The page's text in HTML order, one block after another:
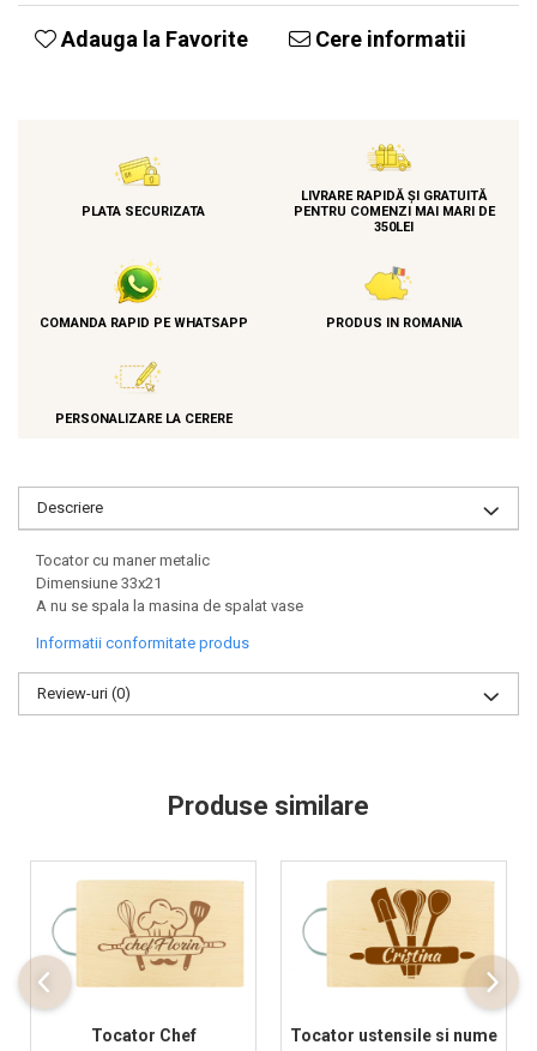
Adauga la Favorite Cere informatii
PLATA SECURIZATA
LIVRARE RAPIDĂ ȘI GRATUITĂ
PENTRU COMENZI MAI MARI DE
350LEI
COMANDA RAPID PE WHATSAPP PRODUS IN ROMANIA
PERSONALIZARE LA CERERE
Descriere
Tocator cu maner metalic
Dimensiune 33x21
A nu se spala la masina de spalat vase
Informatii conformitate produs
Review-uri (0)
Produse similare
Tocator Chef Tocator ustensile si nume